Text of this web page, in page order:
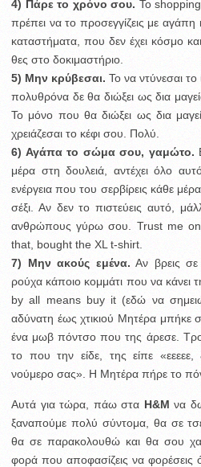
4) Πάρε το χρόνο σου. To shopping
πρέπει να το προσεγγίζεις με
καταστήματα, που δεν έχει κόσμο
θες στο δοκιμαστήριο.
5) Μην κρύβεσαι. Το να ντύνεσαι το
πολυθρόνα δε θα διώξει ως δια
Το μόνο που θα διώξει ως δια
χρειάζεσαι το κέφι σου. Πολύ.
6) Αγάπα το σώμα σου, γαμώτο.
μέρα στη δουλειά, αντέχει όλο
ενέργεια που του σερβίρεις κάθε
σέξι. Αν δεν το πιστεύεις αυτό,
ανθρώπους γύρω σου. Trust me
that, bought the XL t-shirt.
7) Μην ακούς εμένα. Αν βρεις
ρούχα κάποιο κομμάτι που να κάνει
by all means buy it (εδώ να
αδύνατη έως χτικιού Μητέρα μπήκε
ένα μωβ πόντσο που της άρεσε.
το που την είδε, της είπε «εεεεε,
νούμερο σας». Η Μητέρα πήρε το
Αυτά για τώρα, πάω στα H&M να
ξαναπούμε πολύ σύντομα, θα σε
θα σε παρακολουθώ και θα σου
φορά που αποφασίζεις να φορέσεις